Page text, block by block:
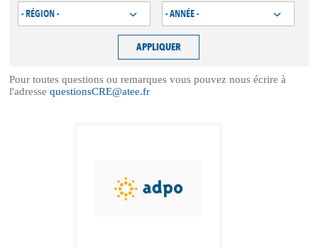
Pour toutes questions ou remarques vous pouvez nous écrire à
l'adresse questionsCRE@atee.fr